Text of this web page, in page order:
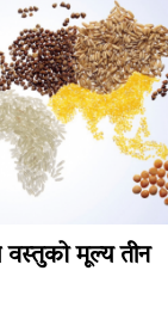
वस्तुको मूल्य तीन